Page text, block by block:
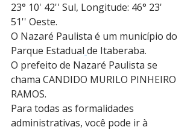
23° 10' 42'' Sul, Longitude: 46° 23'
51'' Oeste.
O Nazaré Paulista é um município do
Parque Estadual de Itaberaba.
O prefeito de Nazaré Paulista se
chama CANDIDO MURILO PINHEIRO
RAMOS.
Para todas as formalidades
administrativas, você pode ir à